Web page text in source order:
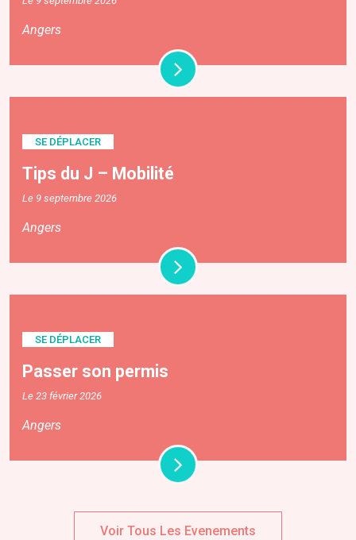
Angers
SE DÉPLACER
Tips du J – Mobilité
Le 9 septembre 2026
Angers
SE DÉPLACER
Passer son permis
Le 23 février 2026
Angers
Voir Tous Les Evenements